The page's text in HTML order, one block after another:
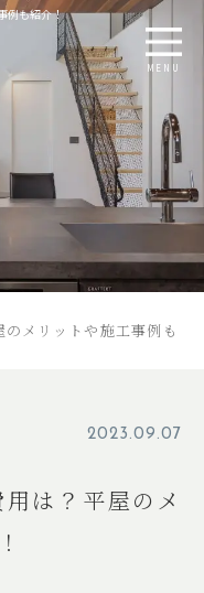
例も紹介！
MENU
メリットや施工事例も
2023.09.07
は？平屋のメ